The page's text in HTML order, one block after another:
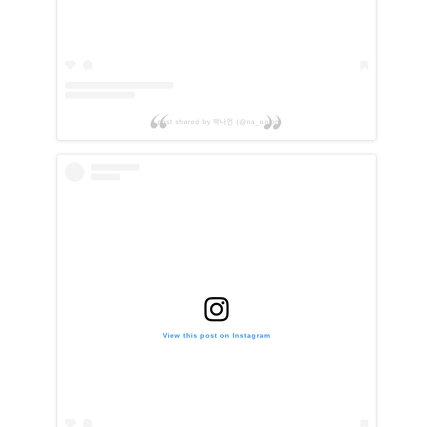
A post shared by 박나언 (@na_onion)
View this post on Instagram